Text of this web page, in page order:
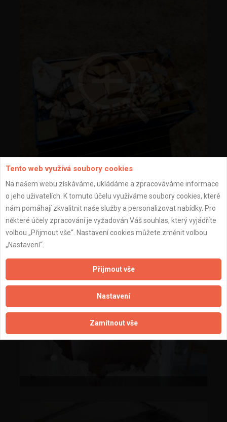
Tento web využívá soubory cookies
Na našem webu získáváme, ukládáme a zpracováváme informace
o jeho uživatelích. K tomuto účelu využíváme soubory cookies, které
nám pomáhají zkvalitnit naše služby a personalizovat nabídky. Pro
některé účely zpracování je vyžadován Váš souhlas, který vyjádříte
volbou „Přijmout vše“. Nastavení cookies můžete změnit volbou
„Nastavení“.
Přijmout vše
Nastavení
Zamítnout vše